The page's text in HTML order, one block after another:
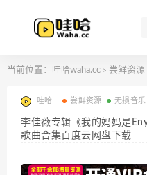
当前位置： 哇哈waha.cc > 尝鲜资源
哇哈 尝鲜资源 无损音乐
李佳薇专辑《我的妈妈是
歌曲合集百度云网盘下载